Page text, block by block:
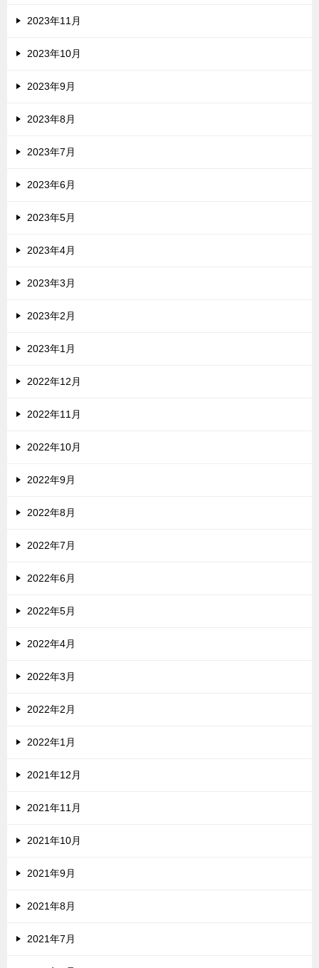
2023年11月
2023年10月
2023年9月
2023年8月
2023年7月
2023年6月
2023年5月
2023年4月
2023年3月
2023年2月
2023年1月
2022年12月
2022年11月
2022年10月
2022年9月
2022年8月
2022年7月
2022年6月
2022年5月
2022年4月
2022年3月
2022年2月
2022年1月
2021年12月
2021年11月
2021年10月
2021年9月
2021年8月
2021年7月